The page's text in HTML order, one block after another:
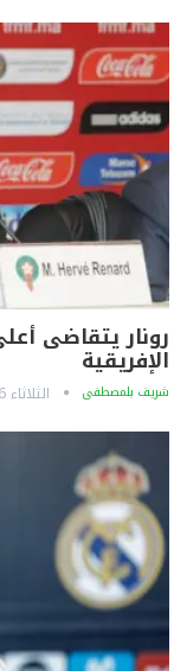
رونار يتقاضى
الإفريقية
شريف بلمصطفى الثلاثاء 6 مارس 2018 - 19:00